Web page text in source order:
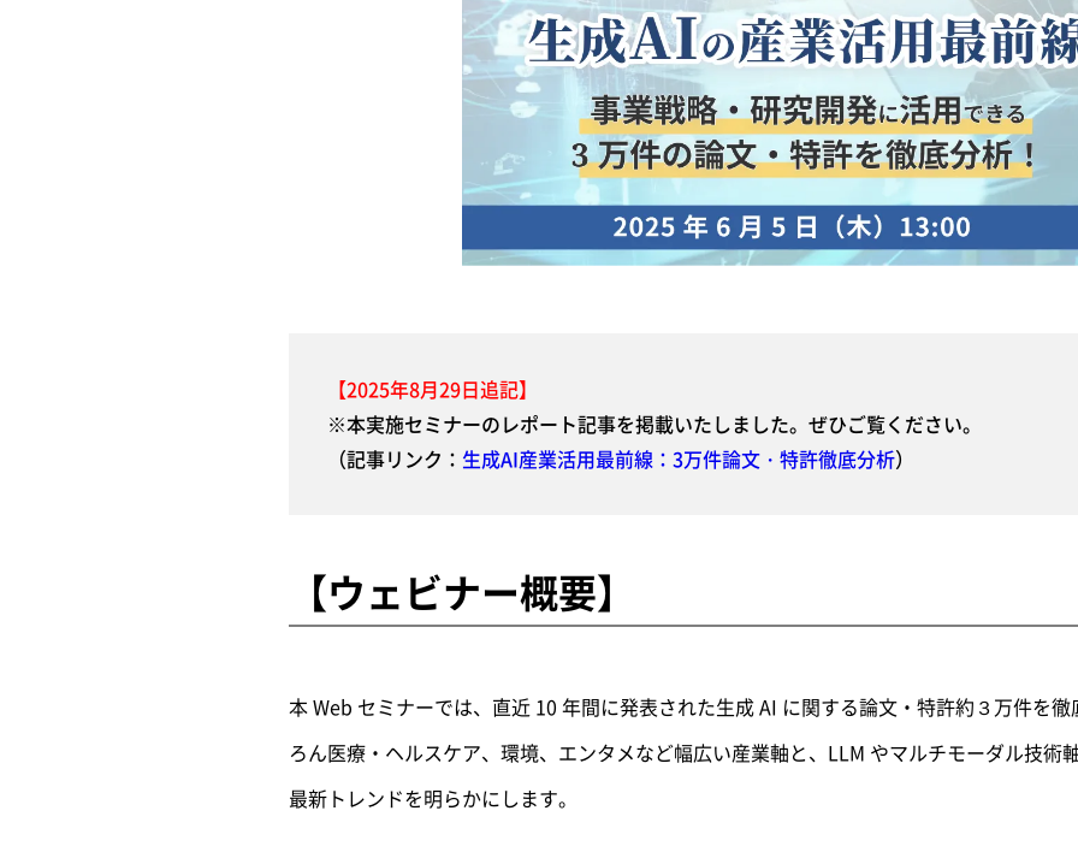
【2025年8月29日追記】
※本実施セミナーのレポート記事を掲載いたしました。ぜひご覧ください。
（記事リンク： 生成AI産業活用最前線：3万件論文・特許徹底分析）
【ウェビナー概要】
本 Web セミナーでは、直近 10 年間に発表された生成 AI に関する論文・特許約３万件を
ろん医療・ヘルスケア、環境、エンタメなど幅広い産業軸と、LLM やマルチモーダル技術
最新トレンドを明らかにします。